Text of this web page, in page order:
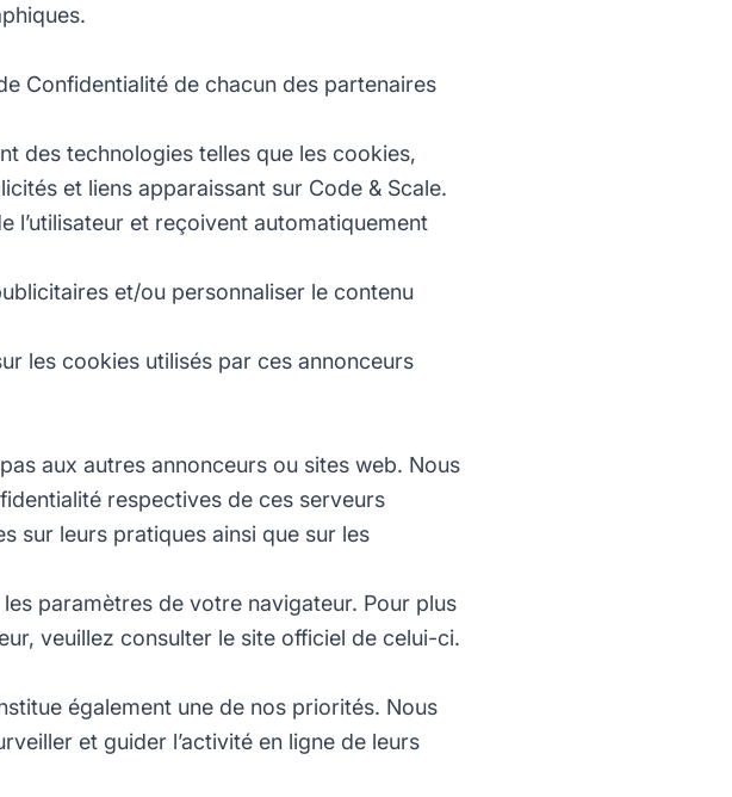
Confidentialité de chacun des partenaires
des technologies telles que les cookies,
et liens apparaissant sur Code & Scale.
l’utilisateur et reçoivent automatiquement
et/ou personnaliser le contenu
les cookies utilisés par ces annonceurs
aux autres annonceurs ou sites web. Nous
respectives de ces serveurs
sur leurs pratiques ainsi que sur les
paramètres de votre navigateur. Pour plus
veuillez consulter le site officiel de celui-ci.
également une de nos priorités. Nous
et guider l’activité en ligne de leurs